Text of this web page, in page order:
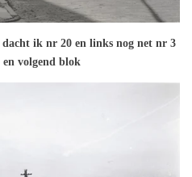
dacht ik nr 20 en links nog net nr 3
en volgend blok